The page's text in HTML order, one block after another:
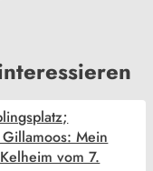
Mein
vom 7.